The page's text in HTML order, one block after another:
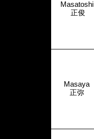
Masatoshi
正俊
Masaya
正弥